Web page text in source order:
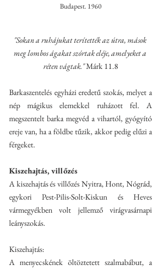
Budapest. 1960
"Sokan a ruhájukat terítették az útra, mások
meg lombos ágakat szórtak eléje, amelyeket a
réten vágtak." Márk 11.8
Barkaszentelés egyházi eredetű szokás, melyet a
nép mágikus elemekkel ruházott fel. A
megszentelt barka megvéd a vihartól, gyógyító
ereje van, ha a földbe tűzik, akkor pedig elűzi a
férgeket.
Kiszehajtás, villőzés
A kiszehajtás és villőzés Nyitra, Hont, Nógrád,
egykori Pest-Pilis-Solt-Kiskun és Heves
vármegyékben volt jellemző virágvasárnapi
leányszokás.
Kiszehajtás:
A menyecskének öltöztetett szalmabábut, a